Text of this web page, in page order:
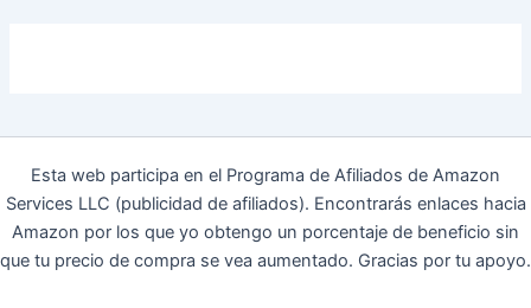
Esta web participa en el Programa de Afiliados de Amazon
Services LLC (publicidad de afiliados). Encontrarás enlaces hacia
Amazon por los que yo obtengo un porcentaje de beneficio sin
que tu precio de compra se vea aumentado. Gracias por tu apoyo.